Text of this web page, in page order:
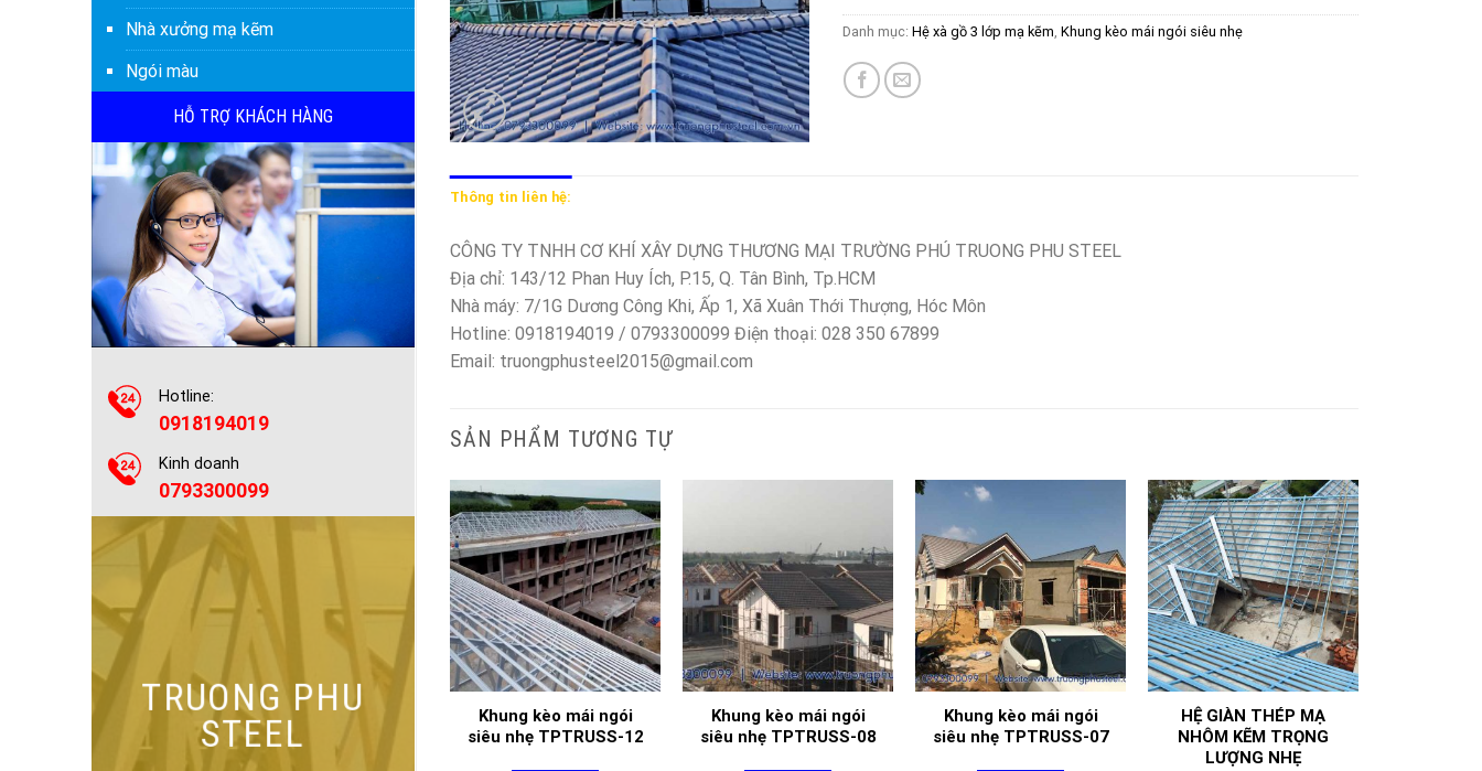
Nhà xưởng mạ kẽm
Ngói màu
HỖ TRỢ KHÁCH HÀNG
Hotline:
0918194019
Kinh doanh
0793300099
TRUONG PHU
STEEL
Danh mục: Hệ xà gồ 3 lớp mạ kẽm Khung kèo mái ngói siêu nhẹ
Thông tin liên hệ:
CÔNG TY TNHH CƠ KHÍ XÂY DỰNG THƯƠNG MẠI TRƯỜNG PHÚ TRUONG PHU STEEL
Địa chỉ: 143/12 Phan Huy Ích, P.15, Q. Tân Bình, Tp.HCM
Nhà máy: 7/1G Dương Công Khi, Ấp 1, Xã Xuân Thới Thượng, Hóc Môn
Hotline: 0918194019 / 0793300099 Điện thoại: 028 350 67899
Email: truongphusteel2015@gmail.com
SẢN PHẨM TƯƠNG TỰ
Khung kèo mái ngói
siêu nhẹ TPTRUSS-12
Khung kèo mái ngói
siêu nhẹ TPTRUSS-08
Khung kèo mái ngói
siêu nhẹ TPTRUSS-07
HỆ GIÀN THÉP MẠ
NHÔM KẼM TRỌNG
LƯỢNG NHẸ
Mái ngói siêu nhẹ
Khung kèo mái ngói
siêu nhẹ TPTRUSS-16